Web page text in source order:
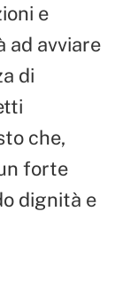
e
ad avviare
di
che,
forte
dignità e